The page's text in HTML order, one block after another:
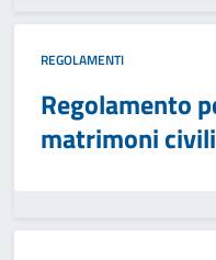
REGOLAMENTI
Regolamento
matrimoni